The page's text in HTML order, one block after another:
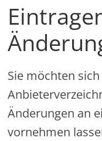
Sie möchten
Änderungen an
vornehmen